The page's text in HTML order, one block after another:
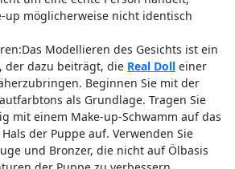
up möglicherweise nicht identisch
Modellieren des Gesichts ist ein
der dazu beiträgt, die Real Doll einer
Beginnen Sie mit der
als Grundlage. Tragen Sie
mit einem Make-up-Schwamm auf das
der Puppe auf. Verwenden Sie
und Bronzer, die nicht auf Ölbasis